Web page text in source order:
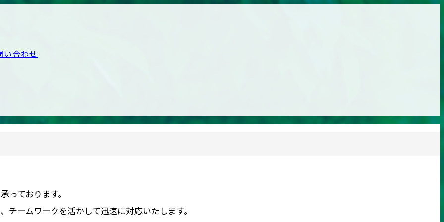
い合わせ
っております。
ームワークを活かして迅速に対応いたします。